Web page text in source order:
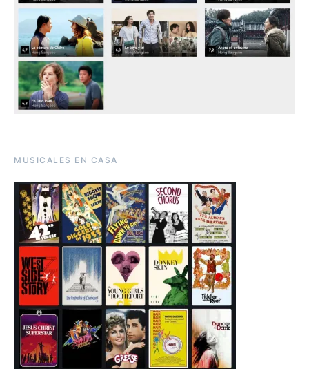
MUSICALES EN CASA